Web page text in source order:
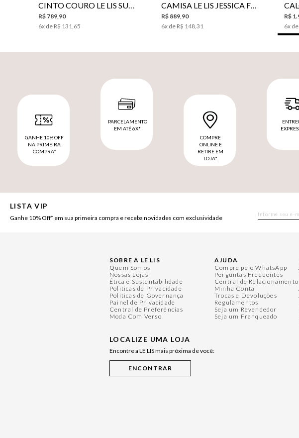
CINTO COURO LE LIS SUKI FEMININO
R$ 789,90
6x de R$ 131,65
CAMISA LE LIS JESSICA FEMININA
R$ 889,90
6x de R$ 148,31
R$ 1.
6x de
GANHE 10% OFF
NA PRIMEIRA
COMPRA*
PARCELAMENTO
EM ATÉ 6X*
COMPRE
ONLINE E
RETIRE EM
LOJA*
LISTA VIP
Ganhe 10% Off* em sua primeira compra e receba novidades com exclusividade
SOBRE A LE LIS
Quem Somos
Nossas Lojas
Ética e Sustentabilidade
Políticas de Privacidade
Políticas de Governança
Painel de Privacidade
Central de Preferências
Moda Com Verso
LOCALIZE UMA LOJA
Encontre a LE LIS mais próxima de você:
AJUDA
Compre pelo WhatsApp
Perguntas Frequentes
Central de Relacionamento
Minha Conta
Trocas e Devoluções
Regulamentos
Seja um Revendedor
Seja um Franqueado